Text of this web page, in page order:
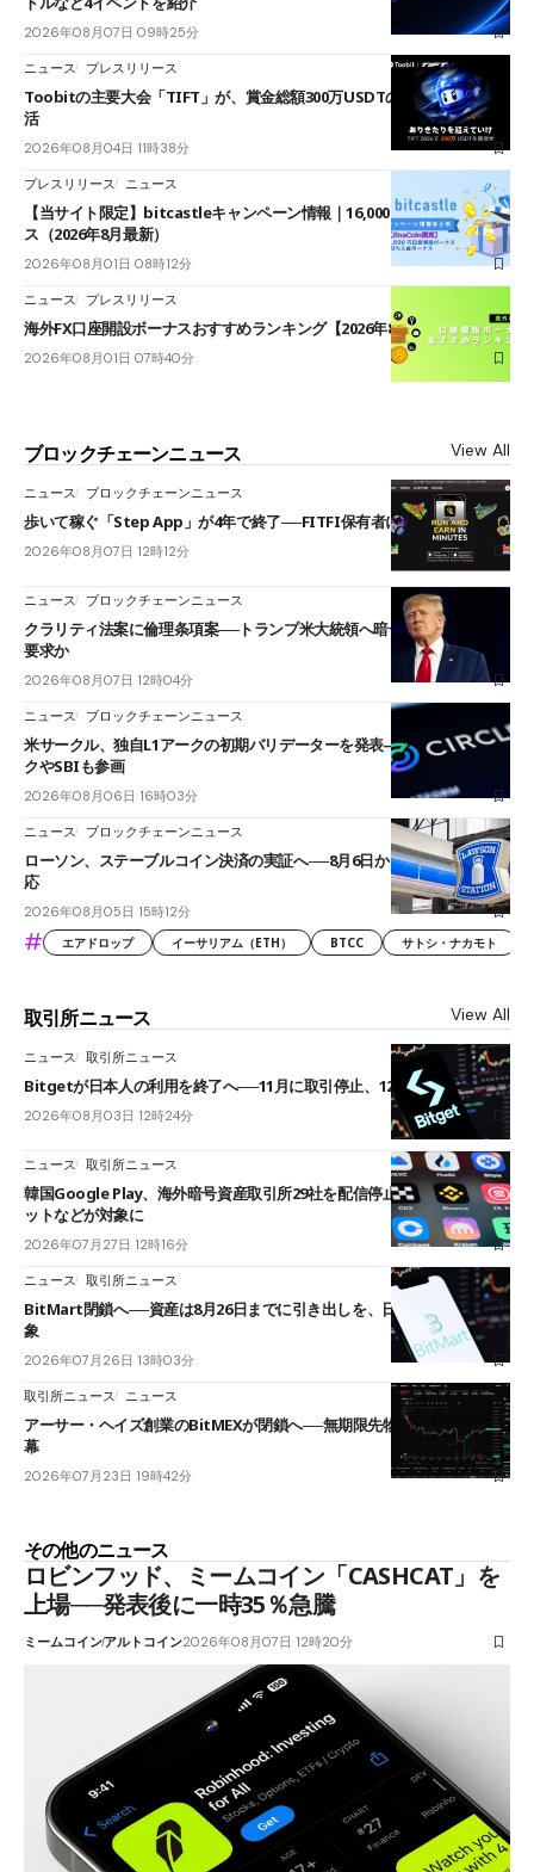
2026年08月07日 09時25分
ニュース プレスリリース
Toobitの主要大会「TIFT」が、賞金総額300万USDTのレースとして復
活
2026年08月04日 11時38分
プレスリリース ニュース
【当サイト限定】bitcastleキャンペーン情報｜16,000円口座開設ボーナ
ス（2026年8月最新）
2026年08月01日 08時12分
ニュース プレスリリース
海外FX口座開設ボーナスおすすめランキング【2026年8月最新】
2026年08月01日 07時40分
ブロックチェーンニュース View All
ニュース ブロックチェーンニュース
歩いて稼ぐ「Step App」が4年で終了──FITFI保有者に対応呼びかけ
2026年08月07日 12時12分
ニュース ブロックチェーンニュース
クラリティ法案に倫理条項案──トランプ米大統領へ暗号資産事業の売却
要求か
2026年08月07日 12時04分
ニュース ブロックチェーンニュース
米サークル、独自L1アークの初期バリデーターを発表――ブラックロッ
クやSBIも参画
2026年08月06日 16時03分
ニュース ブロックチェーンニュース
ローソン、ステーブルコイン決済の実証へ──8月6日からJPYCやUSDC対
応
2026年08月05日 15時12分
# エアドロップ イーサリアム（ETH） BTCC サトシ・ナカモト
取引所ニュース View All
ニュース 取引所ニュース
Bitgetが日本人の利用を終了へ──11月に取引停止、12月末に強制決済
2026年08月03日 12時24分
ニュース 取引所ニュース
韓国Google Play、海外暗号資産取引所29社を配信停止──OKXやバイビ
ットなどが対象に
2026年07月27日 12時16分
ニュース 取引所ニュース
BitMart閉鎖へ──資産は8月26日までに引き出しを、日本人利用者も対
象
2026年07月26日 13時03分
取引所ニュース ニュース
アーサー・ヘイズ創業のBitMEXが閉鎖へ──無期限先物を生んだ11年に
幕
2026年07月23日 19時42分
その他のニュース
ロビンフッド、ミームコイン「CASHCAT」を
上場──発表後に一時35％急騰
ミームコインアルトコイン2026年08月07日 12時20分